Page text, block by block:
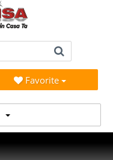
Favorite